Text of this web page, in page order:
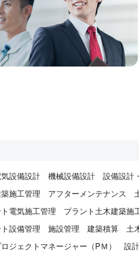
設備設計 機械設備設計 設備設計
施工管理 アフターメンテナンス
電気施工管理 プラント土木建築施
設備管理 施設管理 建築積算 土
ジェクトマネージャー（PＭ） 設